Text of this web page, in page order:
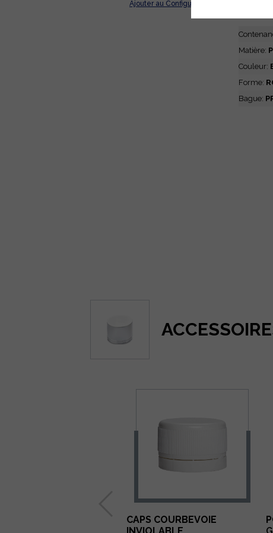
Ajouter au Configurateur
Matière:
Couleur:
Forme:
Bague:
CAPS COURBEVOIE
INVIOLABLE